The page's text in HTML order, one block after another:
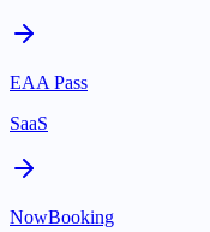
EAA Pass
SaaS
NowBooking